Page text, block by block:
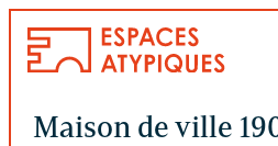
Maison de ville